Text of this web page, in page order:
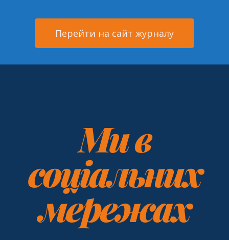
Перейти на сайт журналу
Ми в
соціальних
мережах